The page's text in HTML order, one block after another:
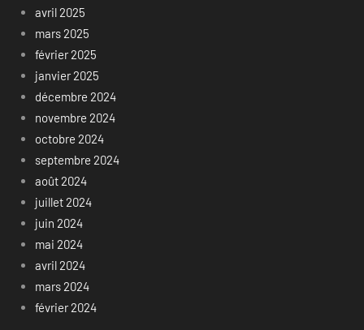
avril 2025
mars 2025
février 2025
janvier 2025
décembre 2024
novembre 2024
octobre 2024
septembre 2024
août 2024
juillet 2024
juin 2024
mai 2024
avril 2024
mars 2024
février 2024